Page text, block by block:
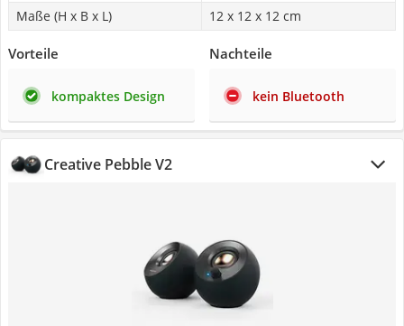
Maße (H x B x L)
12 x 12 x 12 cm
Vorteile
kompaktes Design
Nachteile
kein Bluetooth
Creative Pebble V2